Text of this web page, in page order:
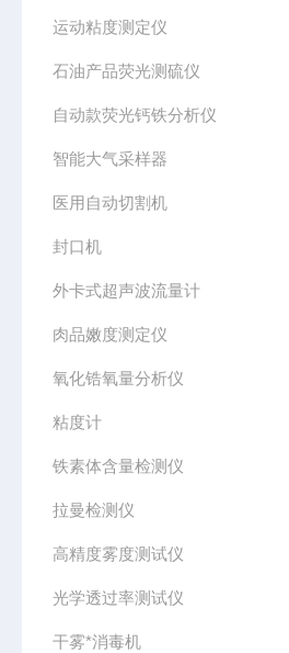
运动粘度测定仪
石油产品荧光测硫仪
自动款荧光钙铁分析仪
智能大气采样器
医用自动切割机
封口机
外卡式超声波流量计
肉品嫩度测定仪
氧化锆氧量分析仪
粘度计
铁素体含量检测仪
拉曼检测仪
高精度雾度测试仪
光学透过率测试仪
干雾*消毒机